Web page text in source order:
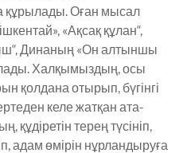
құрылады. Оған мысал
«Ақсақ құлан“,
Динаның «Он алтыншы
Халқымыздың, осы
қолдана отырып, бүгінгі
келе жатқан ата-
терең түсініп,
адам өмірін нұрландыруға